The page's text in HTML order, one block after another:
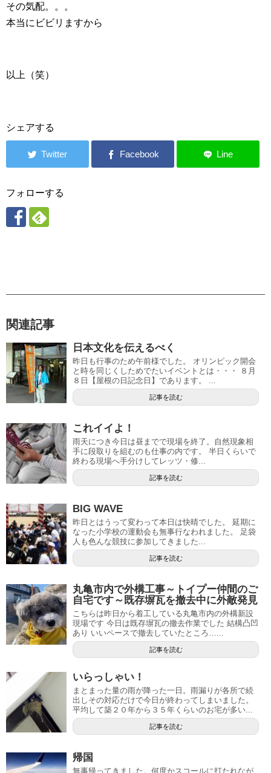
その気配。。。
本当にビビリますから
以上（笑）
シェアする
フォローする
関連記事
日本文化を伝えるべく
昨日も行事のため午前様でした。 オリンピック開会
と時を同じくしためでたいイベントとは・・・ ８月
８日【屋根の日記念日】であります。 ...
記事を読む
これイイよ！
雨天につき今日は昼までで現場を終了。自然現象相
手に段取りを組むのも仕事の内です。 半日くらいで
終わる現場へ手分けしてレッツ・修...
記事を読む
BIG WAVE
昨日とはうって変わって本日は快晴でした。 延期に
なった小学校の運動会も無事行なわれました。 足袋
人も色んな競技に参加してきました...
記事を読む
丸亀市内で外構工事～トイプー仲間のご
自宅です～既存塀瓦を撤去中に外敵発見
こちらは昨日から着工している丸亀市内の外構新設
現場です 今日は既存塀瓦の撤去作業でした 結構凸凹
あり いいペースで撤去していたところ…...
記事を読む
いらっしゃい！
まとまった量の雨が降った一日。雨漏りが各所で続
出しその対応だけで今日が終わってしまいました。
平均して築２０年から３５年くらいのお宅が多い...
記事を読む
帰国
無事帰ってきました。何度かスコールに打たれなが